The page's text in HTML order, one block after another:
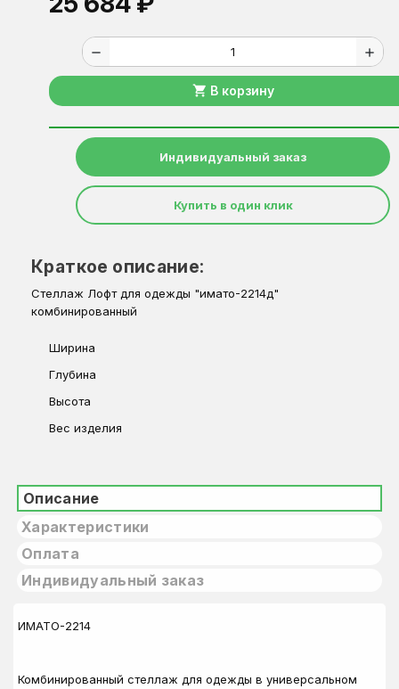
remove add
shopping_cart В корзину
Индивидуальный заказ
Купить в один клик
Краткое описание:
Стеллаж Лофт для одежды "имато-2214д"
комбинированный
Ширина
Глубина
Высота
Вес изделия
Описание
Характеристики
Оплата
Индивидуальный заказ
ИМАТО-2214
Комбинированный стеллаж для одежды в универсальном